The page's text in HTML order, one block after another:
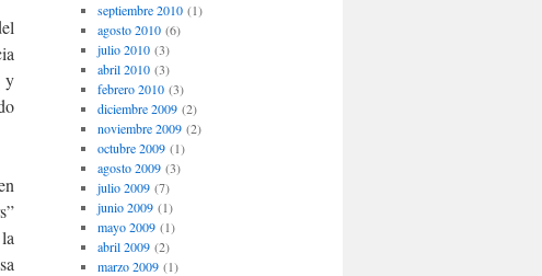
y
septiembre 2010(1)
agosto 2010(6)
julio 2010(3)
abril 2010(3)
febrero 2010(3)
diciembre 2009(2)
noviembre 2009(2)
octubre 2009(1)
agosto 2009(3)
julio 2009(7)
junio 2009(1)
mayo 2009(1)
abril 2009(2)
marzo 2009(1)